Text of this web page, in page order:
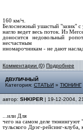
160 км/ч.
Белоснежный ушастый "зазик"
нагло ведет весь поток. Из
доносится недовольный
несчастным
иномарочникам - не дают
Комментарии (0) Подробнее
ДВУЛИЧНЫЙ
Категория: СТАТЬИ » ТЮНИНГ
автор: SHKIPER | 19-12-2004,
...или Для
чего на самом деле тюнингуют
тульского Дрэг-рейсинг-